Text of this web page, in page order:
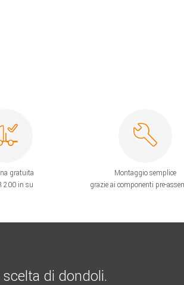
gratuita
200 in su
Montaggio semplice
grazie ai componenti pre-
di dondoli.